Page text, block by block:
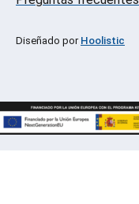
Diseñado por Hoolistic